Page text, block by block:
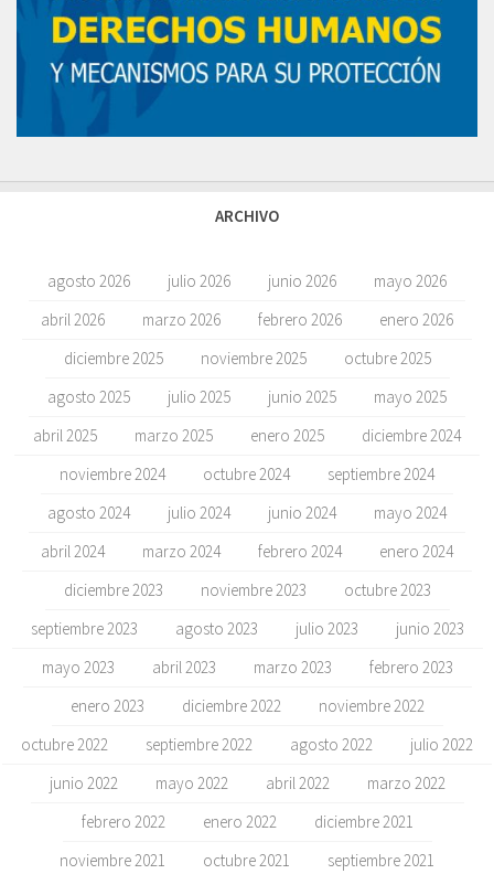
ARCHIVO
agosto 2026 julio 2026 junio 2026
mayo 2026
abril 2026
marzo 2026 febrero 2026
enero 2026
diciembre 2025
noviembre 2025
octubre 2025
agosto 2025
julio 2025 junio 2025
mayo 2025
abril 2025
marzo 2025 enero 2025
diciembre 2024
noviembre 2024
octubre 2024
septiembre 2024
agosto 2024
julio 2024 junio 2024
mayo 2024
abril 2024
marzo 2024 febrero 2024
enero 2024
diciembre 2023
noviembre 2023
octubre 2023
septiembre 2023
agosto 2023 julio 2023
junio 2023
mayo 2023
abril 2023 marzo 2023
febrero 2023
enero 2023
diciembre 2022
noviembre 2022
octubre 2022
septiembre 2022 agosto 2022
julio 2022
junio 2022
mayo 2022 abril 2022
marzo 2022
febrero 2022
enero 2022
diciembre 2021
noviembre 2021
octubre 2021
septiembre 2021